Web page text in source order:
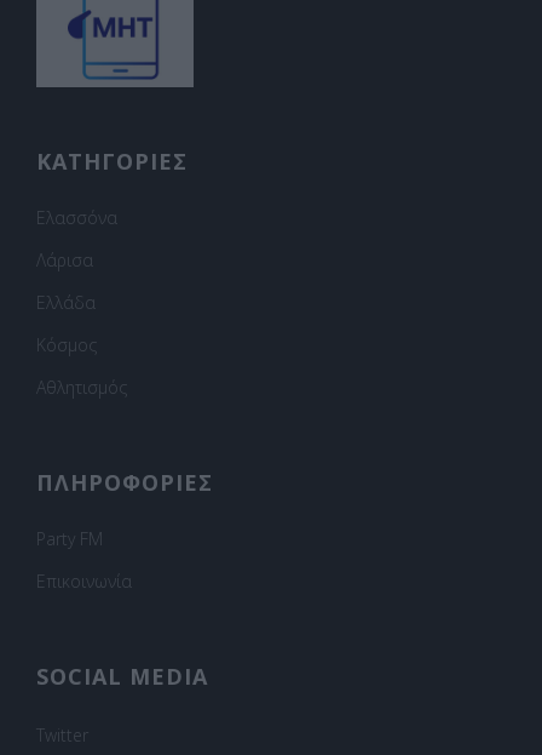
ΚΑΤΗΓΟΡΙΕΣ
Ελασσόνα
Λάρισα
Ελλάδα
Κόσμος
Αθλητισμός
ΠΛΗΡΟΦΟΡΙΕΣ
Party FM
Επικοινωνία
SOCIAL MEDIA
Twitter